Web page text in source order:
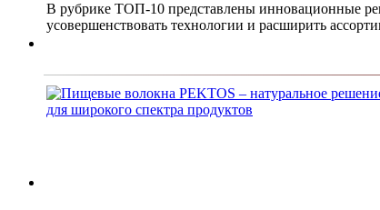
В рубрике ТОП-10 представлены инновационные
усовершенствовать технологии и расширить